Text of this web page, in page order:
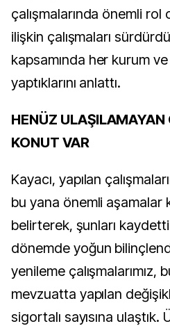
çalışmalarında önemli rol
ilişkin çalışmaları
kapsamında her kurum
yaptıklarını anlattı.
HENÜZ ULAŞILAMAYAN
KONUT VAR
Kayacı, yapılan
bu yana önemli aşamalar
belirterek, şunları
dönemde yoğun
yenileme çalışmalarımız,
mevzuatta yapılan
sigortalı sayısına ulaştık.